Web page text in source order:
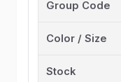
Group Code
Color / Size
Stock